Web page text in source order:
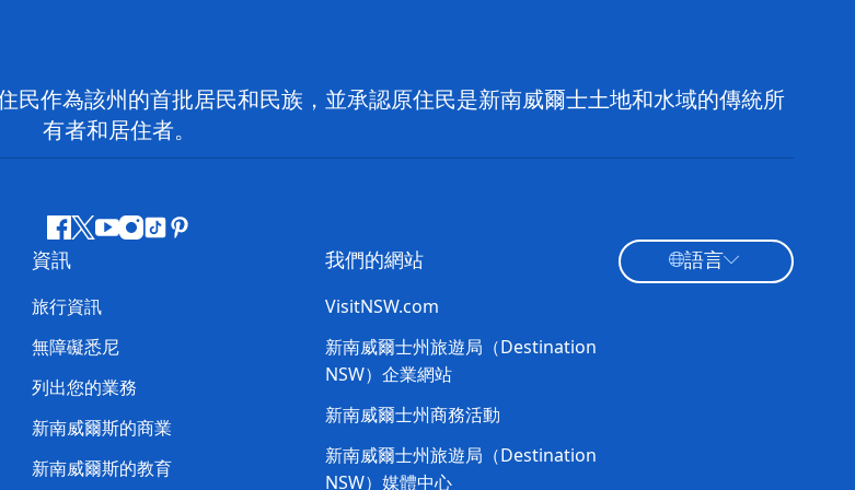
作為該州的首批居民和民族，並承認原住民是新南威爾士土地和水域的傳統所
有者和居住者。
Facebook
嘰
喳
喳
Youtube
Instagram
抖 Pinterest
資訊
旅行資訊
無障礙悉尼
列出您的業務
新南威爾斯的商業
新南威爾斯的教育
我們的網站
VisitNSW.com
新南威爾士州旅遊局（Destination
NSW）企業網站​
新南威爾士州商務活動
新南威爾士州旅遊局（Destination
NSW）媒體中心
語言